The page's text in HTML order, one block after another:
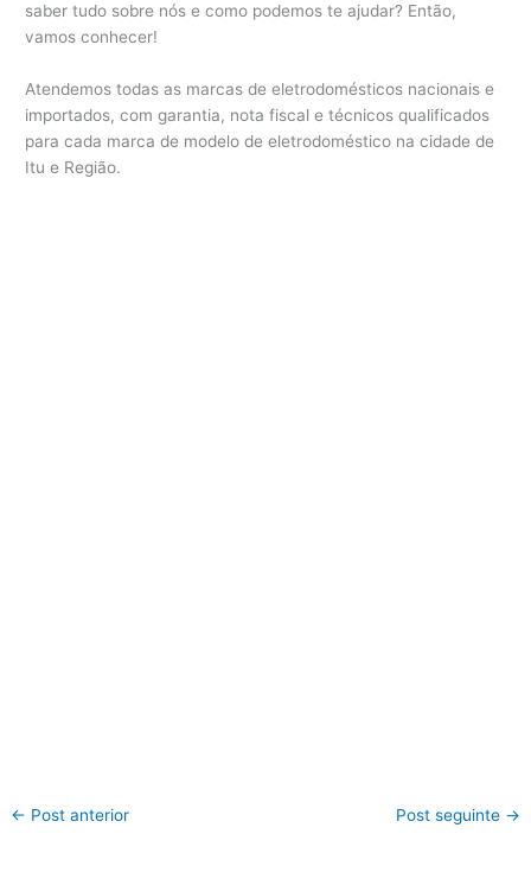
saber tudo sobre nós e como podemos te ajudar? Então,
vamos conhecer!
Atendemos todas as marcas de eletrodomésticos nacionais e
importados, com garantia, nota fiscal e técnicos qualificados
para cada marca de modelo de eletrodoméstico na cidade de
Itu e Região.
← Post anterior Post seguinte →